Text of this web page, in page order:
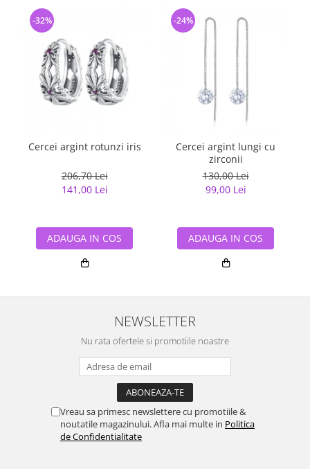
Cercei argint rotunzi iris
206,70 Lei
141,00 Lei
-32%
ADAUGA IN COS
Cercei argint lungi cu
zirconii
130,00 Lei
99,00 Lei
-24%
ADAUGA IN COS
NEWSLETTER
Nu rata ofertele si promotiile noastre
Vreau sa primesc newslettere cu promotiile &
noutatile magazinului. Afla mai multe in Politica
de Confidentialitate